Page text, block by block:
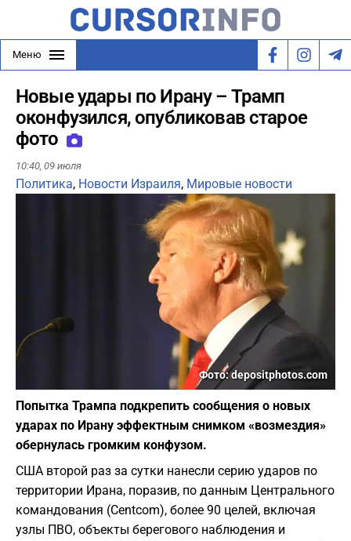
Меню
Новые удары по Ирану – Трамп
оконфузился, опубликовав старое
фото
10:40, 09 июля
Политика, Новости Израиля, Мировые новости
Фото: depositphotos.com
Попытка Трампа подкрепить сообщения о новых
ударах по Ирану эффектным снимком «возмездия»
обернулась громким конфузом.
США второй раз за сутки нанесли серию ударов по
территории Ирана, поразив, по данным Центрального
командования (Centcom), более 90 целей, включая
узлы ПВО, объекты берегового наблюдения и